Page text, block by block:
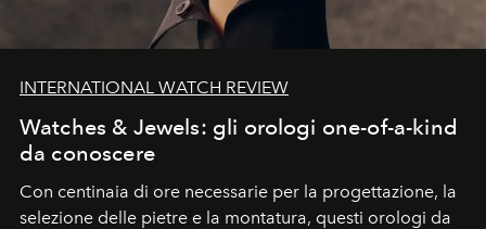
INTERNATIONAL WATCH REVIEW
Watches & Jewels: gli orologi one-of-a-kind
da conoscere
Con centinaia di ore necessarie per la progettazione, la
selezione delle pietre e la montatura, questi orologi da